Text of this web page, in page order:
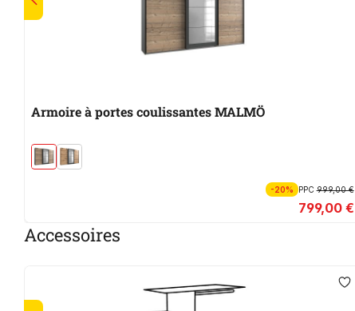
Armoire à portes coulissantes MALMÖ
-20% PPC999,00 €
799,00 €
Accessoires